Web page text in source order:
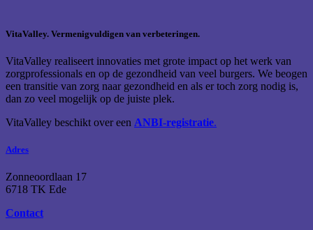
VitaValley. Vermenigvuldigen van verbeteringen.
VitaValley realiseert innovaties met grote impact op het werk van
zorgprofessionals en op de gezondheid van veel burgers. We beogen
een transitie van zorg naar gezondheid en als er toch zorg nodig is,
dan zo veel mogelijk op de juiste plek.
VitaValley beschikt over een ANBI-registratie.
Adres
Zonneoordlaan 17
6718 TK Ede
Contact